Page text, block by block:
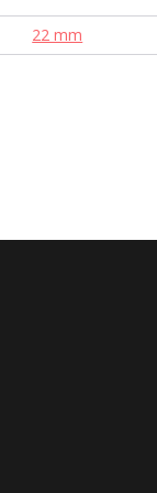
22 mm